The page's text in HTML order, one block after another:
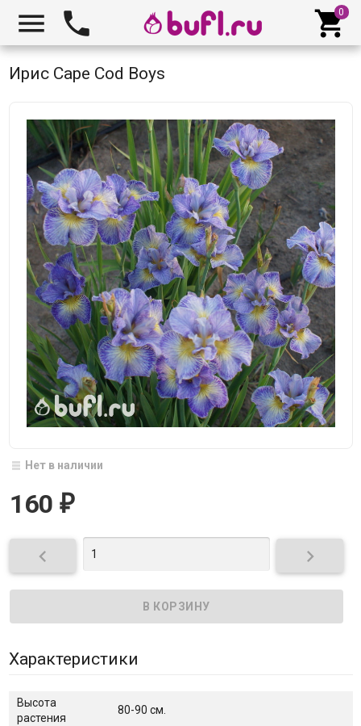
  
Ирис Cape Cod Boys
Нет в наличии
160 ₽
 
Характеристики
Высота
растения
80-90 см.